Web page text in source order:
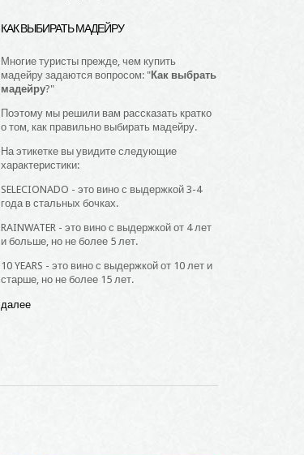
КАК ВЫБИРАТЬ МАДЕЙРУ
Многие туристы прежде, чем купить
мадейру задаются вопросом: "Как выбрать
мадейру?"
Поэтому мы решили вам рассказать кратко
о том, как правильно выбирать мадейру.
На этикетке вы увидите следующие
характеристики:
SELECIONADO - это вино с выдержкой 3-4
года в стальных бочках.
RAINWATER - это вино с выдержкой от 4 лет
и больше, но не более 5 лет.
10 YEARS - это вино с выдержкой от 10 лет и
старше, но не более 15 лет.
далее